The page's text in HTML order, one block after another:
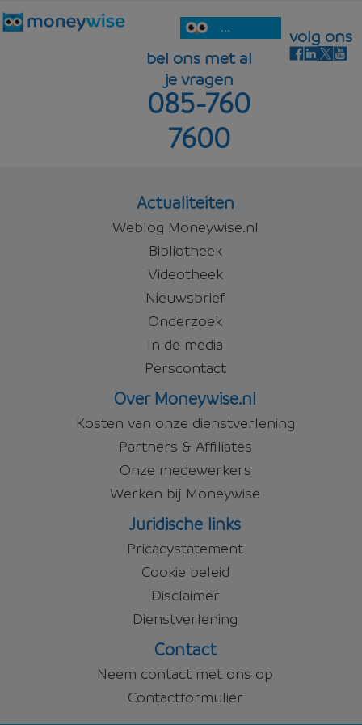
...
bel ons met al
je vragen
085-760
7600
volg ons
Actualiteiten
Weblog Moneywise.nl
Bibliotheek
Videotheek
Nieuwsbrief
Onderzoek
In de media
Perscontact
Over Moneywise.nl
Kosten van onze dienstverlening
Partners & Affiliates
Onze medewerkers
Werken bij Moneywise
Juridische links
Pricacystatement
Cookie beleid
Disclaimer
Dienstverlening
Contact
Neem contact met ons op
Contactformulier